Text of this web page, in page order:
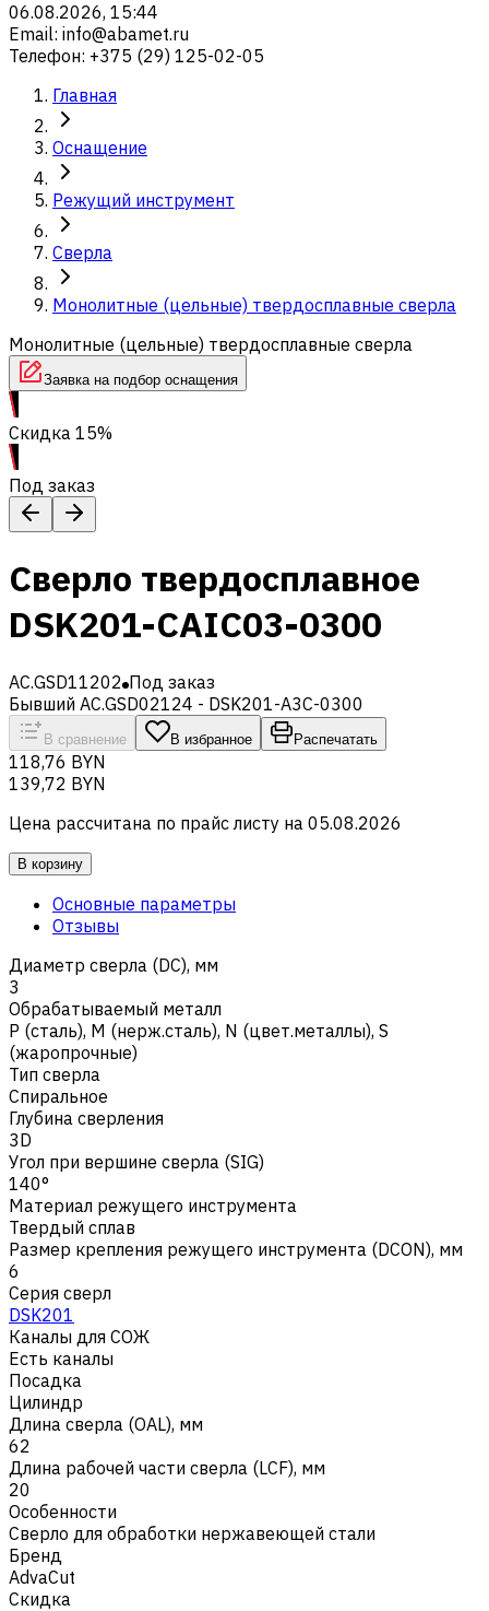
06.08.2026, 15:44
Email: info@abamet.ru
Телефон: +375 (29) 125-02-05
Главная
Оснащение
Режущий инструмент
Сверла
Монолитные (цельные) твердосплавные сверла
Монолитные (цельные) твердосплавные сверла
Заявка на подбор оснащения
Скидка 15%
Под заказ
Сверло твердосплавное
DSK201-CAIC03-0300
AC.GSD11202 Под заказ
Бывший AC.GSD02124 - DSK201-A3C-0300
В сравнение В избранное Распечатать
118,76 BYN
139,72 BYN
Цена рассчитана по прайс листу на 05.08.2026
В корзину
Основные параметры
Отзывы
Диаметр сверла (DC), мм
3
Обрабатываемый металл
Р (сталь), M (нерж.сталь), N (цвет.металлы), S
(жаропрочные)
Тип сверла
Спиральное
Глубина сверления
3D
Угол при вершине сверла (SIG)
140°
Материал режущего инструмента
Твердый сплав
Размер крепления режущего инструмента (DCON), мм
6
Серия сверл
DSK201
Каналы для СОЖ
Есть каналы
Посадка
Цилиндр
Длина сверла (OAL), мм
62
Длина рабочей части сверла (LCF), мм
20
Особенности
Сверло для обработки нержавеющей стали
Бренд
AdvaCut
Скидка